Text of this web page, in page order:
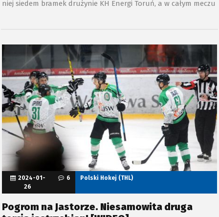
niej siedem bramek drużynie KH Energi Toruń, a w całym meczu
Pogrom na Jastorze. Niesamowita druga
2024-01-
26
6 Polski Hokej (THL)